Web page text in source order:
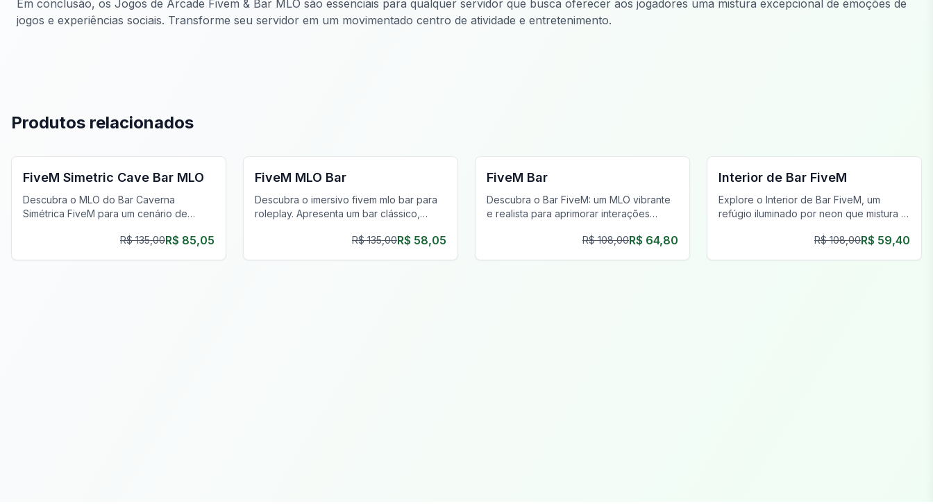
Em conclusão, os Jogos de Arcade Fivem & Bar MLO são essenciais para qualquer servidor que busca oferecer aos jogadores uma mistura excepcional de emoções de
jogos e experiências sociais. Transforme seu servidor em um movimentado centro de atividade e entretenimento.
Produtos relacionados
FiveM Simetric Cave Bar MLO
Descubra o MLO do Bar Caverna
Simétrica FiveM para um cenário de
caverna realista e recursos sociais
R$ 135,00R$ 85,05
FiveM MLO Bar
Descubra o imersivo fivem mlo bar para
roleplay. Apresenta um bar clássico,
R$ 135,00R$ 58,05
FiveM Bar
Descubra o Bar FiveM: um MLO vibrante
e realista para aprimorar interações
R$ 108,00R$ 64,80
Interior de Bar FiveM
Explore o Interior de Bar FiveM, um
refúgio iluminado por neon que mistura a
futurista. Mergulhe em um mundo
R$ 108,00R$ 59,40